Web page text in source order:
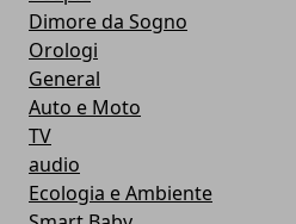
Dimore da Sogno
Orologi
General
Auto e Moto
TV
audio
Ecologia e Ambiente